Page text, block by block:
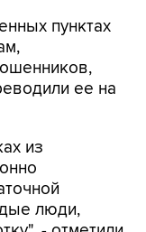
пунктах
ее на
из
люди,